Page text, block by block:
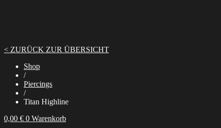
< ZURÜCK ZUR ÜBERSICHT
Shop
/
Piercings
/
Titan Highline
0,00 € 0 Warenkorb